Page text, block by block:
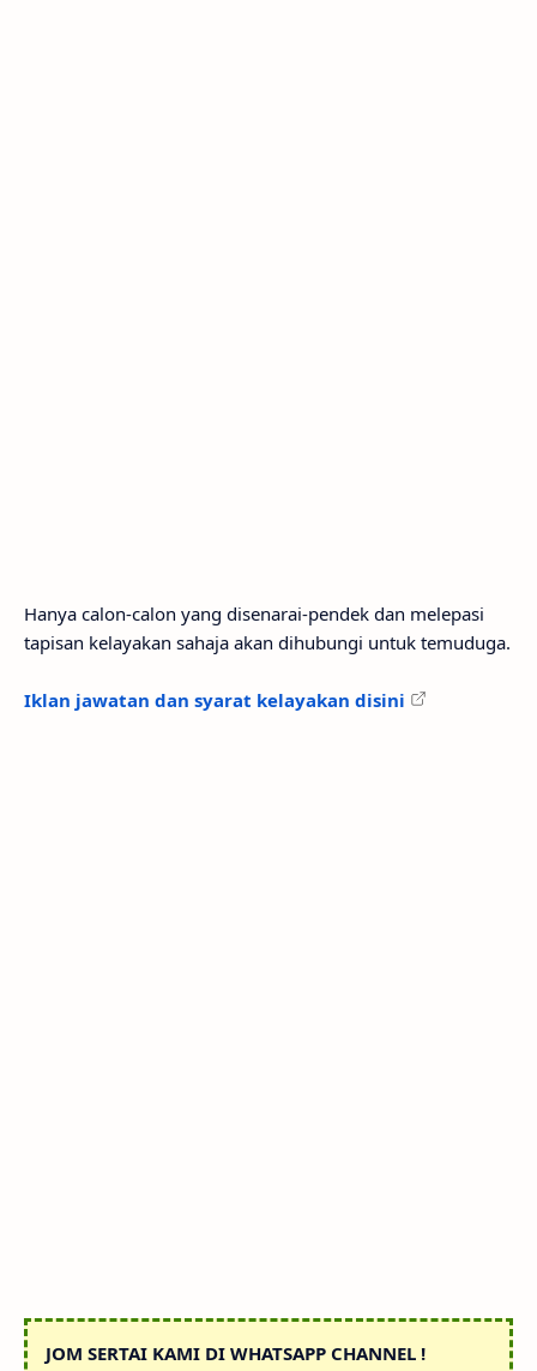
Hanya calon-calon yang disenarai-pendek dan melepasi
tapisan kelayakan sahaja akan dihubungi untuk temuduga.
Iklan jawatan dan syarat kelayakan disini
JOM SERTAI KAMI DI WHATSAPP CHANNEL !